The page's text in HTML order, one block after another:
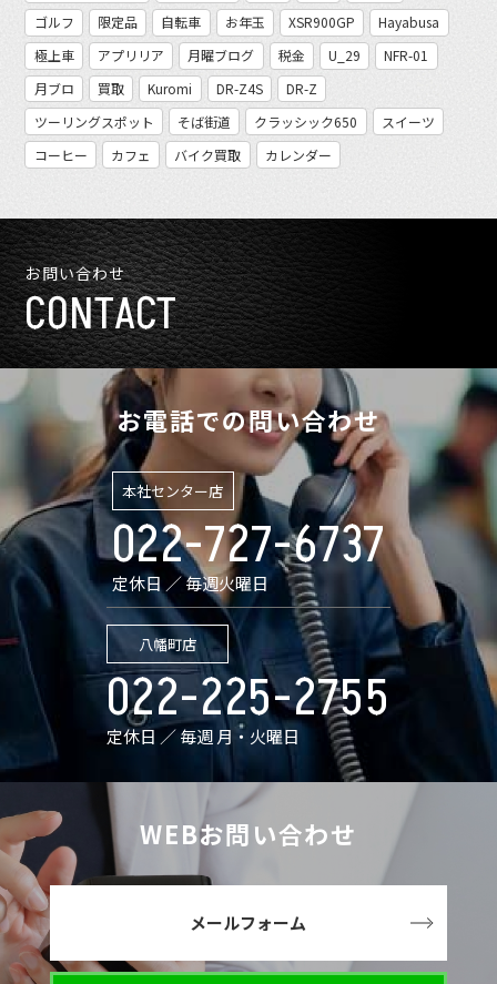
ゴルフ
限定品 自転車 お年玉 XSR900GP
Hayabusa
極上車
アプリリア 月曜ブログ 税金 U_29
NFR-01
月ブロ
買取 Kuromi DR-Z4S
DR-Z
ツーリングスポット
そば街道 クラッシック650
スイーツ
コーヒー
カフェ バイク買取 カレンダー
お問い合わせ
CONTACT
お電話での問い合わせ
本社センター店
022-727-6737
定休日 ／ 毎週火曜日
八幡町店
022-225-2755
定休日 ／ 毎週 月・火曜日
WEBお問い合わせ
メールフォーム